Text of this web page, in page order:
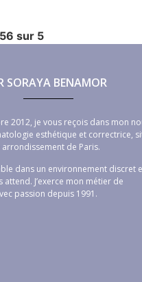
sur 5
SORAYA BENAMOR
2012, je vous reçois dans mon
esthétique et correctrice,
de Paris.
dans un environnement discret
J’exerce mon métier de
passion depuis 1991.